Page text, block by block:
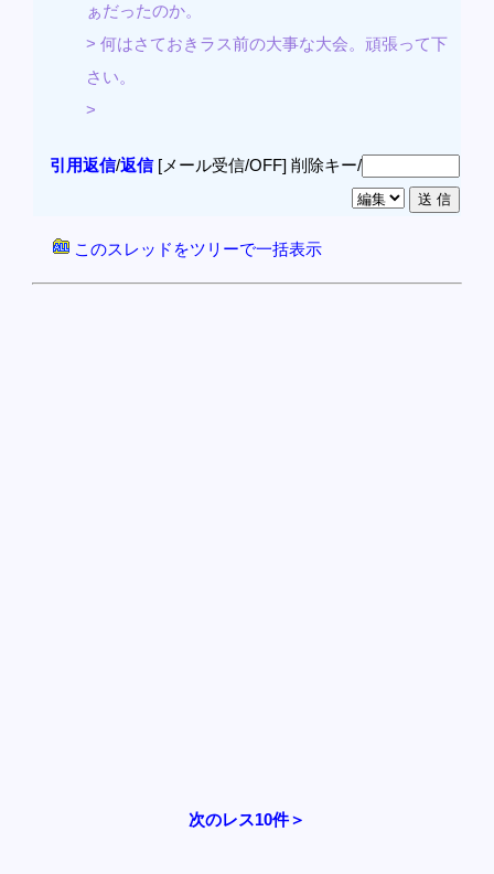
ぁだったのか。
> 何はさておきラス前の大事な大会。頑張って下
さい。
>
引用返信/返信[メール受信/OFF] 削除キー/
このスレッドをツリーで一括表示
次のレス10件＞